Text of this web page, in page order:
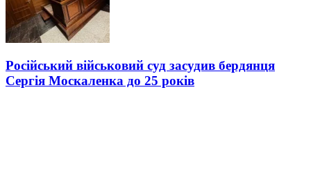
Російський військовий суд засудив бердянця
Сергія Москаленка до 25 років